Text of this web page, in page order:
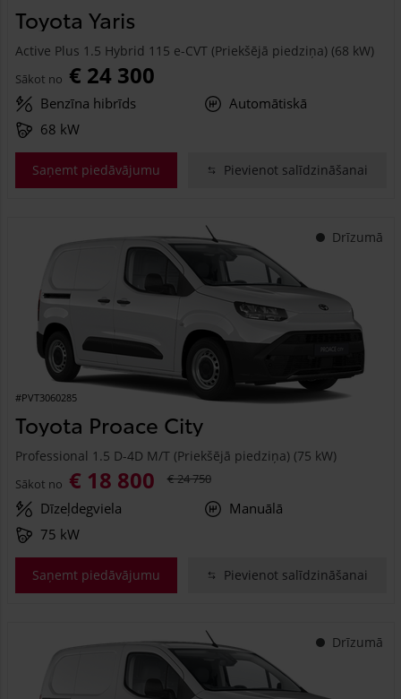
Toyota Yaris
Active Plus 1.5 Hybrid 115 e-CVT (Priekšējā piedziņa) (68 kW)
Sākot no € 24 300
Benzīna hibrīds
Automātiskā
68 kW
Saņemt piedāvājumu Pievienot salīdzināšanai
Drīzumā
#PVT3060285
Toyota Proace City
Professional 1.5 D-4D M/T (Priekšējā piedziņa) (75 kW)
Sākot no € 18 800 € 24 750
Dīzeļdegviela
Manuālā
75 kW
Saņemt piedāvājumu Pievienot salīdzināšanai
Drīzumā